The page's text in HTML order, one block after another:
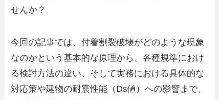
せんか？
今回の記事では、付着割裂破壊がどのような現象
なのかという基本的な原理から、各種規準におけ
る検討方法の違い、そして実務における具体的な
対応策や建物の耐震性能（Ds値）への影響まで、